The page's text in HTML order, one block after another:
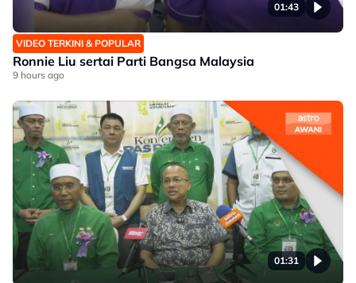
01:43
VIDEO TERKINI & POPULAR
Ronnie Liu sertai Parti Bangsa Malaysia
9 hours ago
01:31